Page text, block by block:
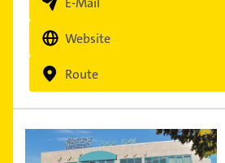
Website
Route